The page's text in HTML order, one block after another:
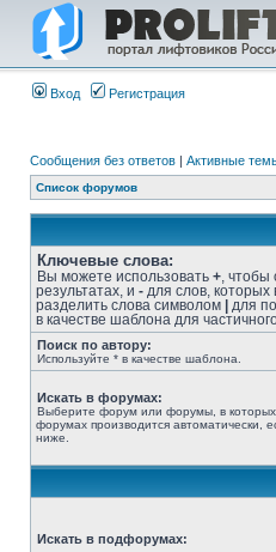
Вход Регистрация
Сообщения без ответов | Активные
Список форумов
Ключевые слова:
Вы можете использовать + ,
результатах, и - для слов,
разделить слова символом
для
в качестве шаблона для
Поиск по автору:
Используйте * в качестве шаблона.
Искать в форумах:
Выберите форум или форумы, в которых
форумах производится автоматически,
ниже.
Искать в подфорумах: